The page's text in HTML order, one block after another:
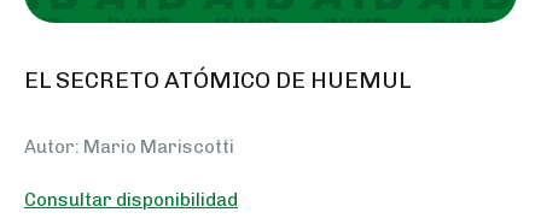
EL SECRETO ATÓMICO DE HUEMUL
Autor: Mario Mariscotti
Consultar disponibilidad